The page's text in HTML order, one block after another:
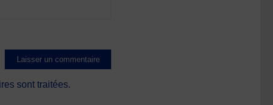
sont traitées.